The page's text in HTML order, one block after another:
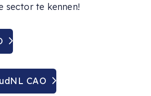
sector te kennen!
CAO